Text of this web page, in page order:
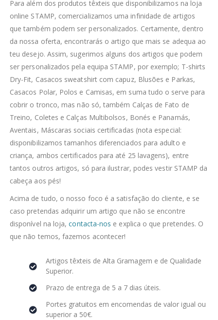
Para além dos produtos têxteis que disponibilizamos na loja
online STAMP, comercializamos uma infinidade de artigos
que também podem ser personalizados. Certamente, dentro
da nossa oferta, encontrarás o artigo que mais se adequa ao
teu desejo. Assim, sugerimos alguns dos artigos que podem
ser personalizados pela equipa STAMP, por exemplo; T-shirts
Dry-Fit, Casacos sweatshirt com capuz, Blusões e Parkas,
Casacos Polar, Polos e Camisas, em suma tudo o serve para
cobrir o tronco, mas não só, também Calças de Fato de
Treino, Coletes e Calças Multibolsos, Bonés e Panamás,
Aventais, Máscaras sociais certificadas (nota especial:
disponibilizamos tamanhos diferenciados para adulto e
criança, ambos certificados para até 25 lavagens), entre
tantos outros artigos, só para ilustrar, podes vestir STAMP da
cabeça aos pés!
Acima de tudo, o nosso foco é a satisfação do cliente, e se
caso pretendas adquirir um artigo que não se encontre
disponível na loja,contacta-nos e explica o que pretendes. O
que não temos, fazemos acontecer!
Artigos têxteis de Alta Gramagem e de Qualidade
Superior.
Prazo de entrega de 5 a 7 dias úteis.
Portes gratuitos em encomendas de valor igual ou
superior a 50€.